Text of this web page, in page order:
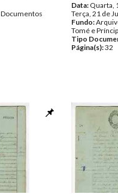
Documentos
Data: Quarta,
Terça, 21 de
Fundo:
Tomé e
Tipo
Página(s):32